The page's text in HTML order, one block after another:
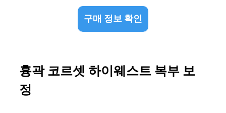
구매 정보 확인
흉곽 코르셋 하이웨스트 복부 보
정